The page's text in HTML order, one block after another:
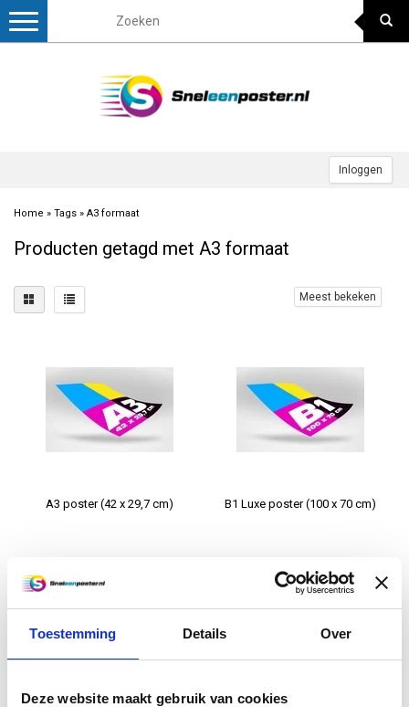
Toestemming Details Over
Deze website maakt gebruik van cookies
Inloggen
Toggle
Home » Tags » A3 formaat
Producten getagd met A3 formaat
Meest bekeken
A3 poster (42 x 29,7 cm)
Informatie
B1 Luxe poster (100 x 70 cm)
Informatie